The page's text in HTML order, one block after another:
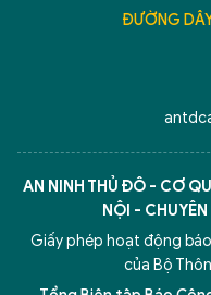
ĐƯỜNG
AN NINH THỦ ĐÔ - CƠ
NỘI -
Giấy phép hoạt động báo
của Bộ